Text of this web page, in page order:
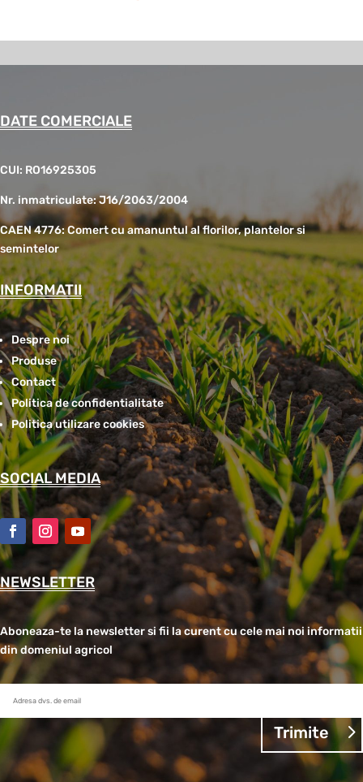
DATE COMERCIALE
CUI: RO16925305
Nr. inmatriculate: J16/2063/2004
CAEN 4776: Comert cu amanuntul al florilor, plantelor si
semintelor
INFORMATII
Despre noi
Produse
Contact
Politica de confidentialitate
Politica utilizare cookies
SOCIAL MEDIA
NEWSLETTER
Aboneaza-te la newsletter si fii la curent cu cele mai noi informatii
din domeniul agricol
Trimite